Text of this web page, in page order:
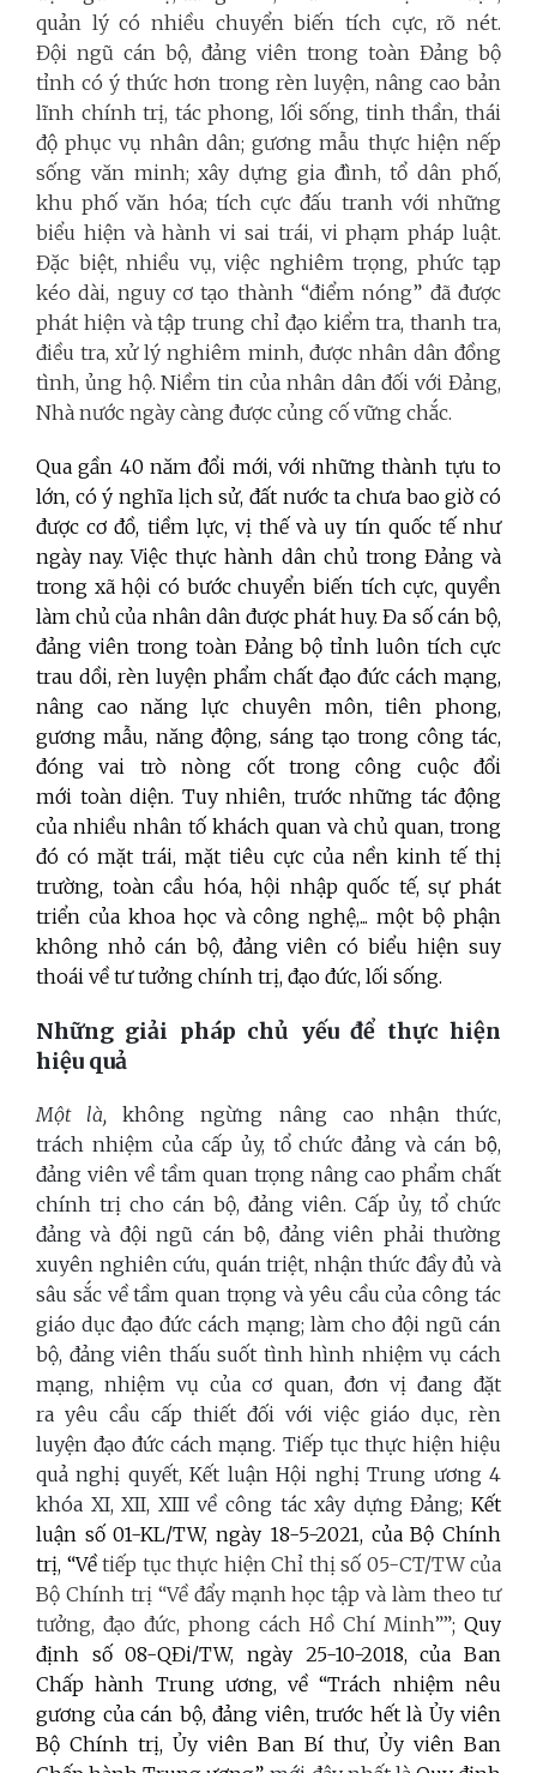
quản lý có nhiều chuyển biến tích cực, rõ nét.
Đội ngũ cán bộ, đảng viên trong toàn Đảng bộ
tỉnh có ý thức hơn trong rèn luyện, nâng cao bản
lĩnh chính trị, tác phong, lối sống, tinh thần, thái
độ phục vụ nhân dân; gương mẫu thực hiện nếp
sống văn minh; xây dựng gia đình, tổ dân phố,
khu phố văn hóa; tích cực đấu tranh với những
biểu hiện và hành vi sai trái, vi phạm pháp luật.
Đặc biệt, nhiều vụ, việc nghiêm trọng, phức tạp
kéo dài, nguy cơ tạo thành “điểm nóng” đã được
phát hiện và tập trung chỉ đạo kiểm tra, thanh tra,
điều tra, xử lý nghiêm minh, được nhân dân đồng
tình, ủng hộ. Niềm tin của nhân dân đối với Đảng,
Nhà nước ngày càng được củng cố vững chắc.
Qua gần 40 năm đổi mới, với những thành tựu to
lớn, có ý nghĩa lịch sử, đất nước ta chưa bao giờ có
được cơ đồ, tiềm lực, vị thế và uy tín quốc tế như
ngày nay. Việc thực hành dân chủ trong Đảng và
trong xã hội có bước chuyển biến tích cực, quyền
làm chủ của nhân dân được phát huy. Đa số cán bộ,
đảng viên trong toàn Đảng bộ tỉnh luôn tích cực
trau dồi, rèn luyện phẩm chất đạo đức cách mạng,
nâng cao năng lực chuyên môn, tiên phong,
gương mẫu, năng động, sáng tạo trong công tác,
đóng vai trò nòng cốt trong công cuộc đổi
mới toàn diện. Tuy nhiên, trước những tác động
của nhiều nhân tố khách quan và chủ quan, trong
đó có mặt trái, mặt tiêu cực của nền kinh tế thị
trường, toàn cầu hóa, hội nhập quốc tế, sự phát
triển của khoa học và công nghệ,... một bộ phận
không nhỏ cán bộ, đảng viên có biểu hiện suy
thoái về tư tưởng chính trị, đạo đức, lối sống.
Những giải pháp chủ yếu để thực hiện
hiệu quả
Một là, không ngừng nâng cao nhận thức,
trách nhiệm của cấp ủy, tổ chức đảng và cán bộ,
đảng viên về tầm quan trọng nâng cao phẩm chất
chính trị cho cán bộ, đảng viên. Cấp ủy, tổ chức
đảng và đội ngũ cán bộ, đảng viên phải thường
xuyên nghiên cứu, quán triệt, nhận thức đầy đủ và
sâu sắc về tầm quan trọng và yêu cầu của công tác
giáo dục đạo đức cách mạng; làm cho đội ngũ cán
bộ, đảng viên thấu suốt tình hình nhiệm vụ cách
mạng, nhiệm vụ của cơ quan, đơn vị đang đặt
ra yêu cầu cấp thiết đối với việc giáo dục, rèn
luyện đạo đức cách mạng. Tiếp tục thực hiện hiệu
quả nghị quyết, Kết luận Hội nghị Trung ương 4
khóa XI, XII, XIII về công tác xây dựng Đảng; Kết
luận số 01-KL/TW, ngày 18-5-2021, của Bộ Chính
trị, “Vềtiếp tục thực hiện Chỉ thị số 05-CT/TW của
Bộ Chính trị “Về đẩy mạnh học tập và làm theo tư
tưởng, đạo đức, phong cách Hồ Chí Minh””; Quy
định số 08-QĐi/TW, ngày 25-10-2018, của Ban
Chấp hành Trung ương, về “Trách nhiệm nêu
gương của cán bộ, đảng viên, trước hết là Ủy viên
Bộ Chính trị, Ủy viên Ban Bí thư, Ủy viên Ban